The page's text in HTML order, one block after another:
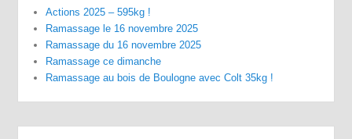
Actions 2025 – 595kg !
Ramassage le 16 novembre 2025
Ramassage du 16 novembre 2025
Ramassage ce dimanche
Ramassage au bois de Boulogne avec Colt 35kg !